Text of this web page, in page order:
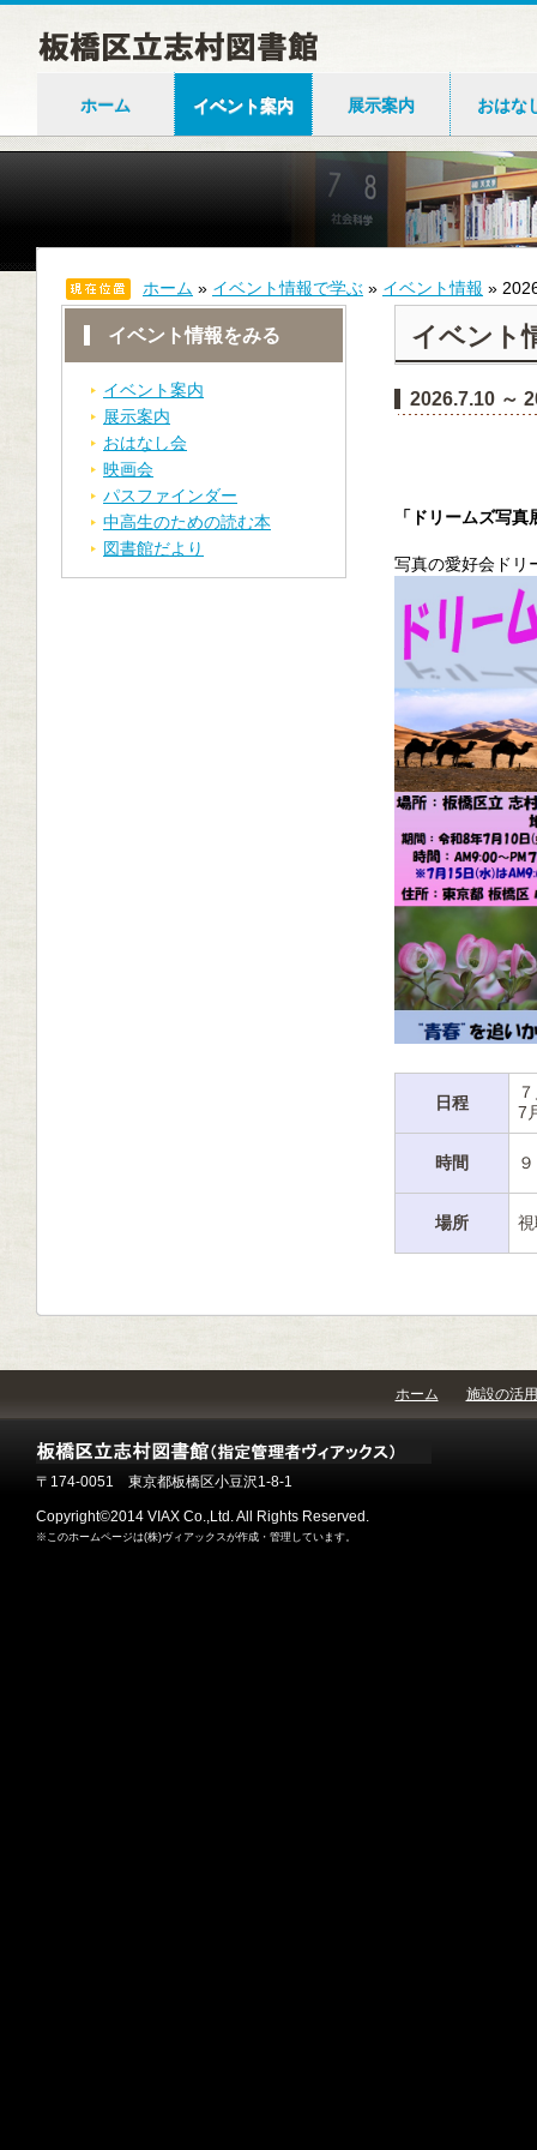
ホーム イベント案内 展示案内 おはな
ホーム » イベント情報で学ぶ » イベント情報 »
イベント情報をみる
イベント案内
展示案内
おはなし会
映画会
パスファインダー
中高生のための読む本
図書館だより
イベント
2026.7.10 ～
「ドリームズ写
写真の愛好会ドリ
日程
7
時間
場所
ホーム 施設の活用
〒174-0051 東京都板橋区小豆沢1-8-1
Copyright©2014 VIAX Co.,Ltd. All Rights Reserved.
※このホームページは(株)ヴィアックスが作成・管理しています。